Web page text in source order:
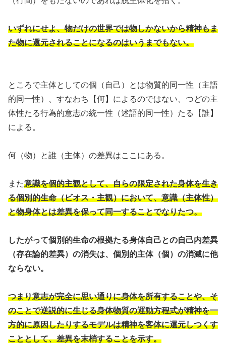
いずれにせよ、物だけの世界では物しかないから精神もま
た物に還元されることになるのはいうまでもない。
ところで主体としての個（自己）とは物質的同一性（主語
的同一性）、すなわち【何】によるのではない、つどの主
体性たる行為的意志の統一性（述語的同一性）たる【誰】
による。
何（物）と誰（主体）の差異はここにある。
また意識を個的主観として、自らの限定された身体を生き
る個別的生命（ビオス・主観）において、意識（主体性）
と物身体とは差異を保って同一することでなりたつ。
したがって個別的生命の根拠たる身体自己との自己内差異
（存在論的差異）の消失は、個別的主体（個）の消滅に他
ならない。
つまり意志が完全に思い通りに身体を所有することや、そ
のことで逆説的に生じる身体物質の運動方程式が精神を一
方的に原因したりするモデルは精神を客体に還元しつくす
こととして、差異を末梢することを示す。